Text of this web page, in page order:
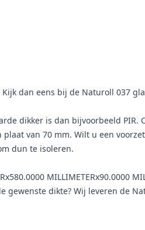
dan eens bij de Naturoll 037
dikker is dan bijvoorbeeld
van 70 mm. Wilt u een
dun te isoleren.
MILLIMETERx90.0000
dikte? Wij leveren de